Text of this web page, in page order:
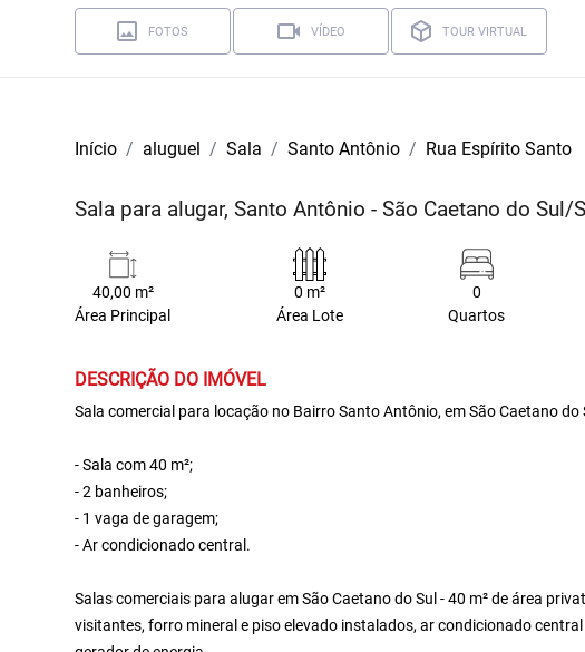
FOTOS VÍDEO TOUR VIRTUAL
Início aluguel Sala Santo Antônio Rua Espírito Santo
Sala para alugar, Santo Antônio - São Caetano do Sul/
40,00 m²
Área Principal
0 m²
Área Lote
0
Quartos
DESCRIÇÃO DO IMÓVEL
Sala comercial para locação no Bairro Santo Antônio, em São Caetano do
- Sala com 40 m²;
- 2 banheiros;
- 1 vaga de garagem;
- Ar condicionado central.
Salas comerciais para alugar em São Caetano do Sul - 40 m² de área
visitantes, forro mineral e piso elevado instalados, ar condicionado